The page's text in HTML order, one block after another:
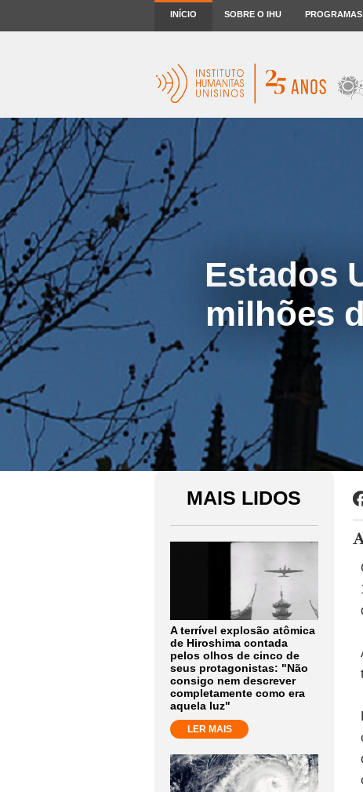
INÍCIO SOBRE O IHU PROGRAMAS
Estados
milhões
MAIS LIDOS
A terrível explosão atômica
de Hiroshima contada
pelos olhos de cinco de
seus protagonistas: "Não
consigo nem descrever
completamente como era
aquela luz"
LER MAIS